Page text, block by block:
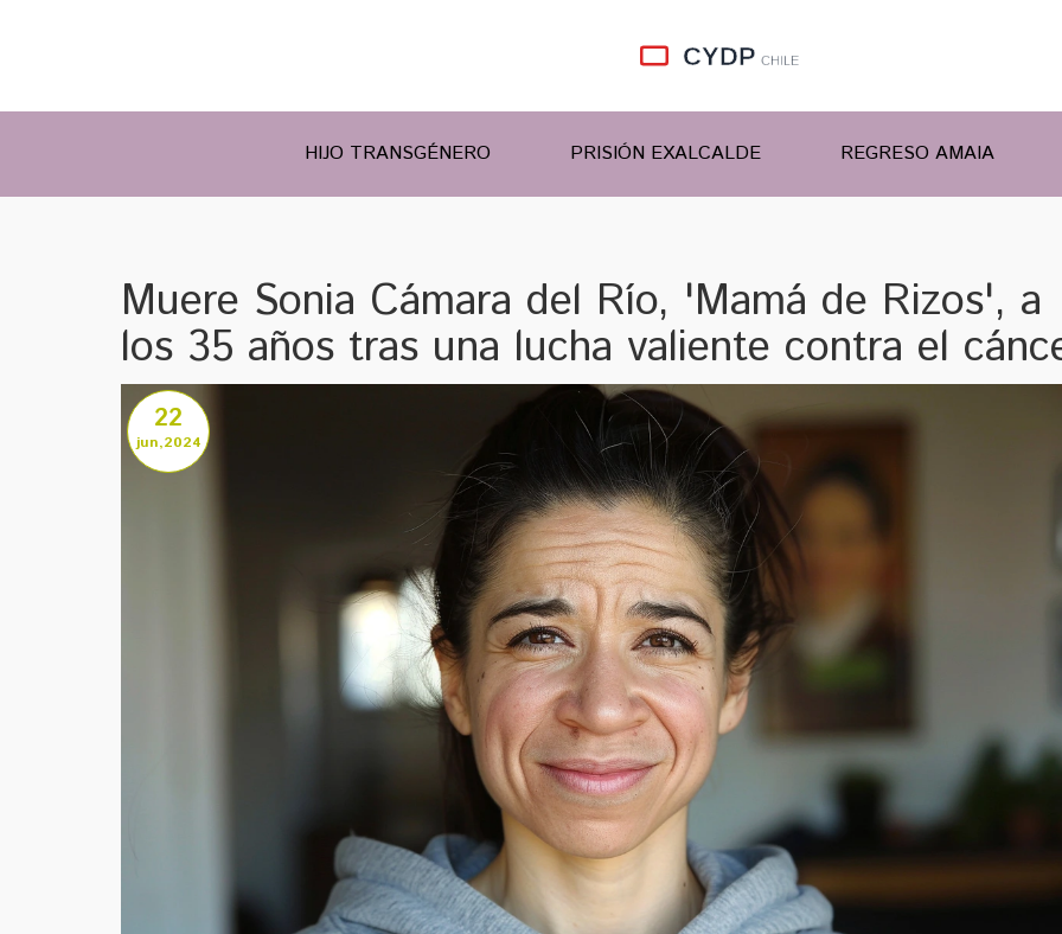
HIJO TRANSGÉNERO PRISIÓN EXALCALDE REGRESO AMAIA
Muere Sonia Cámara del Río, 'Mamá de Rizos', a
los 35 años tras una lucha valiente contra el
22
jun,2024